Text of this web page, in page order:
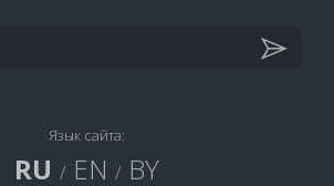
Язык сайта:
RU / EN / BY